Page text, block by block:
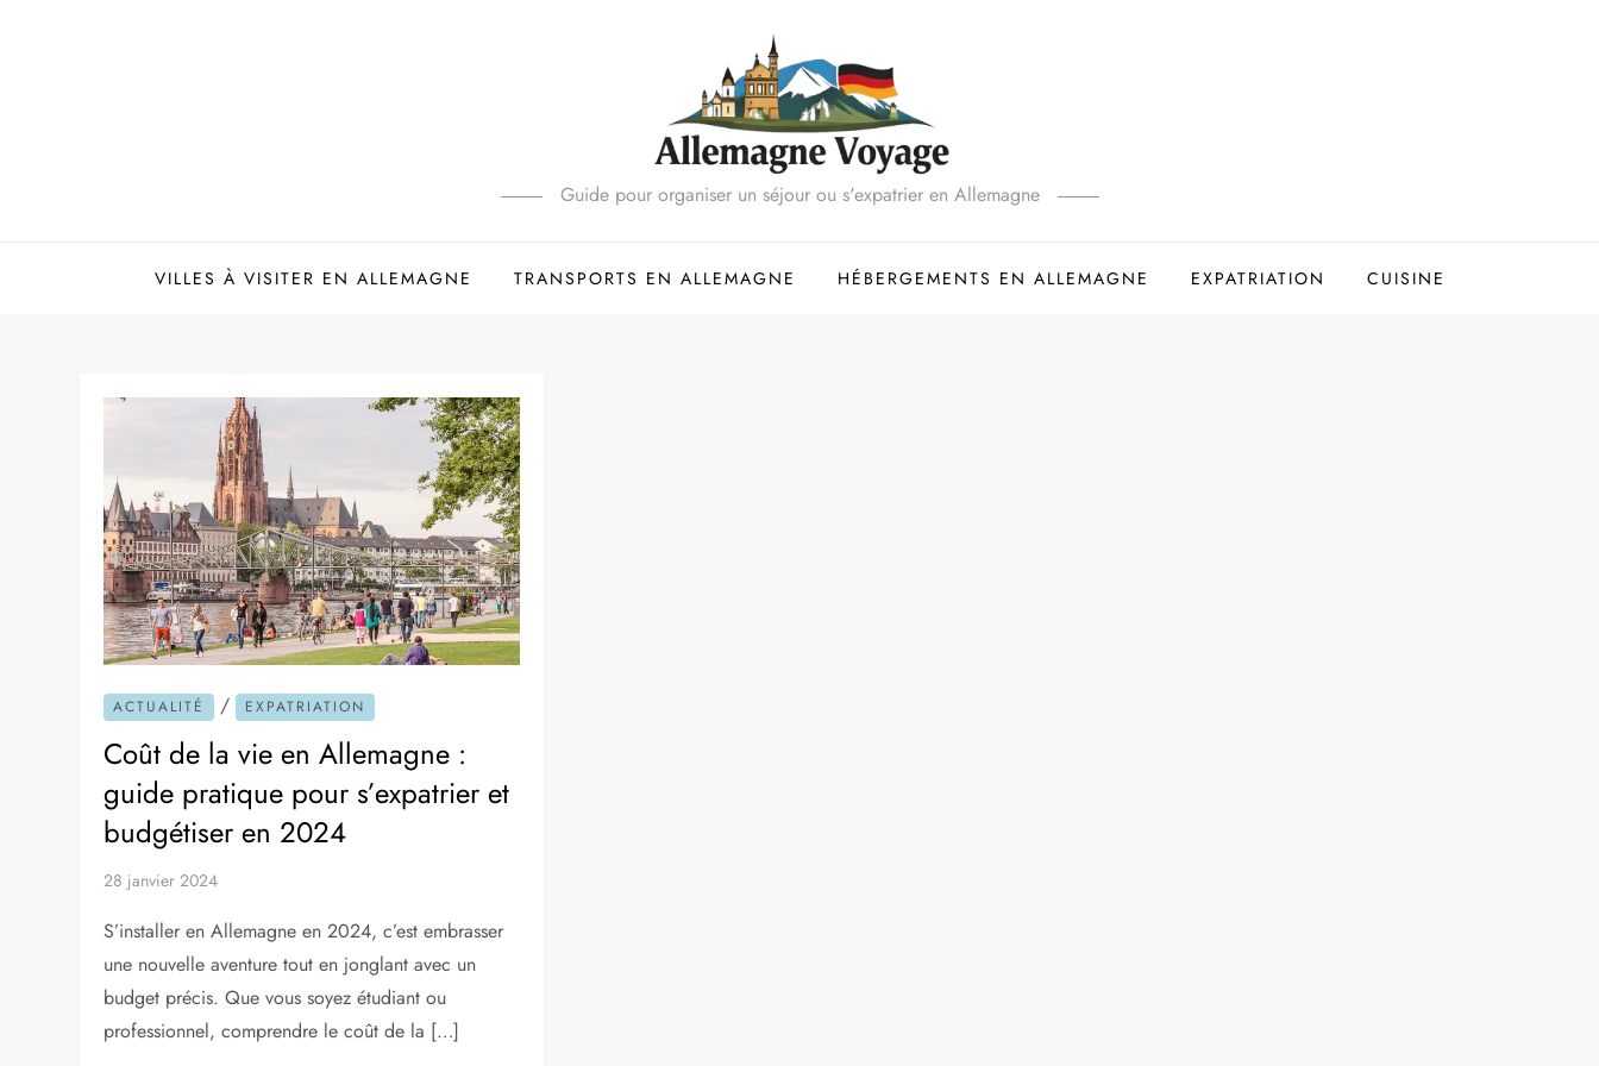
Guide pour organiser un séjour ou s'expatrier en Allemagne
VILLES À VISITER EN ALLEMAGNE TRANSPORTS EN ALLEMAGNE HÉBERGEMENTS EN ALLEMAGNE EXPATRIATION CUISINE
ACTUALITÉ / EXPATRIATION
Coût de la vie en Allemagne :
guide pratique pour s’expatrier et
budgétiser en 2024
28 janvier 2024
S’installer en Allemagne en 2024, c’est embrasser
une nouvelle aventure tout en jonglant avec un
budget précis. Que vous soyez étudiant ou
professionnel, comprendre le coût de la […]